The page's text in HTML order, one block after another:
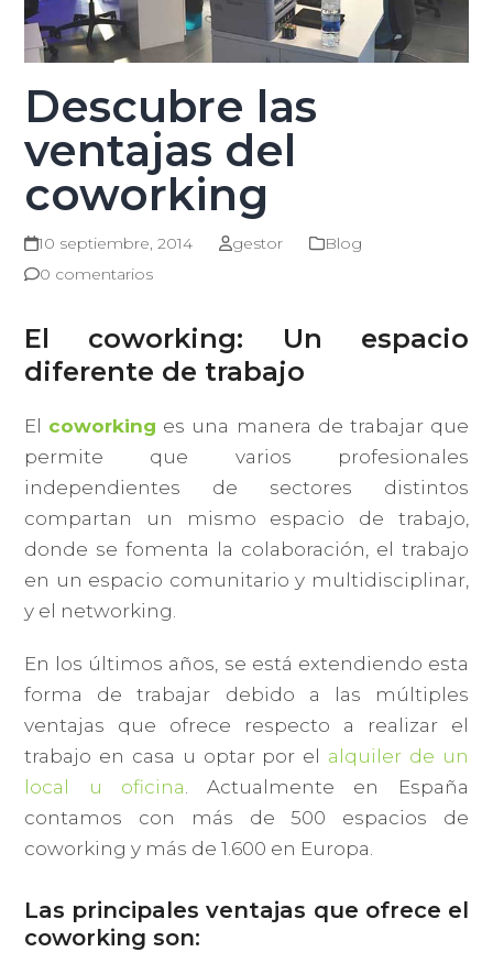
Descubre las
ventajas del
coworking
10 septiembre, 2014 gestor
Blog
0 comentarios
El coworking: Un espacio
diferente de trabajo
El coworking es una manera de trabajar que
permite que varios profesionales
independientes de sectores distintos
compartan un mismo espacio de trabajo,
donde se fomenta la colaboración, el trabajo
en un espacio comunitario y multidisciplinar,
y el networking.
En los últimos años, se está extendiendo esta
forma de trabajar debido a las múltiples
ventajas que ofrece respecto a realizar el
trabajo en casa u optar por el alquiler de un
local u oficina. Actualmente en España
contamos con más de 500 espacios de
coworking y más de 1.600 en Europa.
Las principales ventajas que ofrece el
coworking son: